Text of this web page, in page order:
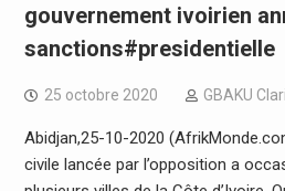
gouvernement ivoirien
sanctions#presidentielle
25 octobre 2020 GBAKU
Abidjan,25-10-2020
civile lancée par l’opposition a